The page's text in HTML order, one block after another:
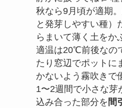
秋なら9月頃が適期。
と発芽しやすい種）
らまいて薄く土をか
適温は20℃前後なの
たり窓辺でポットに
かないよう霧吹きで
1〜2週間で小さな芽
込み合った部分を 間